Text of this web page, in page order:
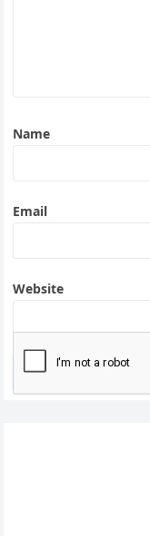
Name
Email
Website